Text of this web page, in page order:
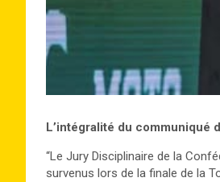
L’intégralité du communiqué
“Le Jury Disciplinaire de la
survenus lors de la finale de la